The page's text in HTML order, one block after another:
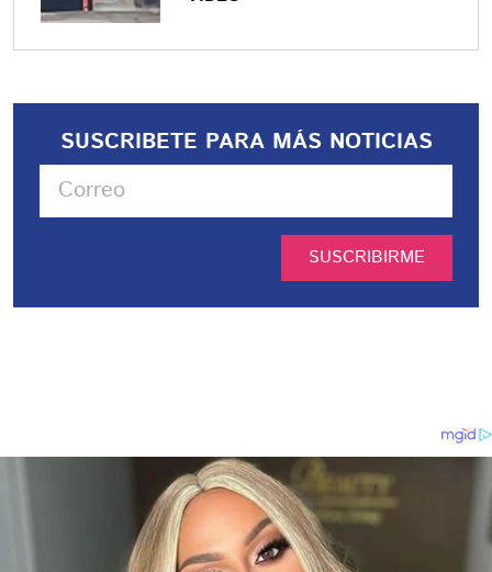
SUSCRIBETE PARA MÁS NOTICIAS
SUSCRIBIRME